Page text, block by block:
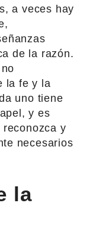
a veces hay
de la razón.
la fe y la
uno tiene
y es
y
necesarios
la